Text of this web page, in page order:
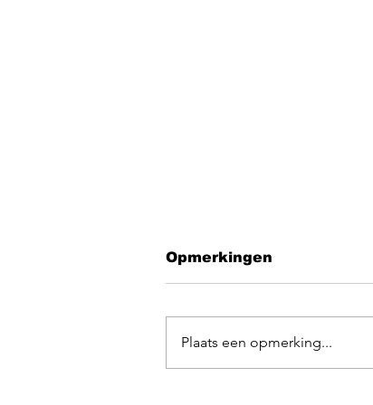
Opmerkingen
Plaats een opmerking...